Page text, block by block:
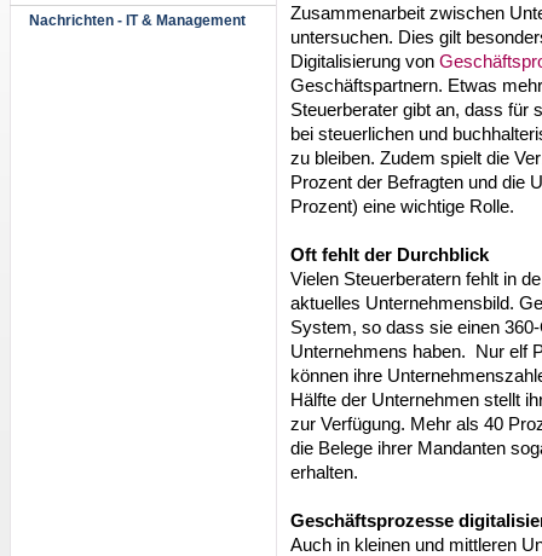
Nachrichten - IT & Management
Zusammenarbeit zwischen
untersuchen. Dies gilt
Digitalisierung von
Geschäftspartnern. Etwas
Steuerberater gibt an, dass für
bei steuerlichen und
zu bleiben. Zudem spielt die
Prozent der Befragten und die
Prozent) eine wichtige Rolle.
Oft fehlt der Durchblick
Vielen Steuerberatern fehlt in
aktuelles Unternehmensbild.
System, so dass sie einen
Unternehmens haben. Nur elf
können ihre
Hälfte der Unternehmen stellt
zur Verfügung. Mehr als 40
die Belege ihrer Mandanten
erhalten.
Geschäftsprozesse
Auch in kleinen und mittleren